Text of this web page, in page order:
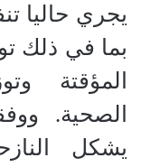
يجري حاليا
بما في ذلك
المؤقتة
الصحية.
يشكل